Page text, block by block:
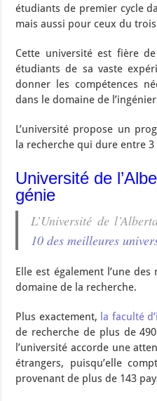
étudiants de premier cycle
mais aussi pour ceux du
Cette université est fière
étudiants de sa vaste
donner les compétences
dans le domaine de
L’université propose un
la recherche qui dure entre 3
Université de
génie
L’Université de
10 des meilleures
Elle est également l’une
domaine de la recherche.
Plus exactement, la faculté
de recherche de plus de
l’université accorde une
étrangers, puisqu’elle
provenant de plus de 143